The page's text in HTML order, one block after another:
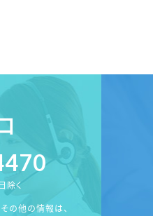
除く
の他の情報は、